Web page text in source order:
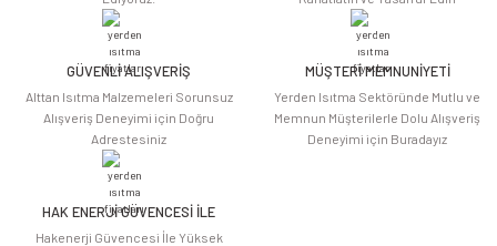
GÜVENLİ ALIŞVERİŞ
Alttan Isıtma Malzemeleri Sorunsuz
Alışveriş Deneyimi için Doğru
Adrestesiniz
MÜŞTERİ MEMNUNİYETİ
Yerden Isıtma Sektöründe Mutlu ve
Memnun Müşterilerle Dolu Alışveriş
Deneyimi için Buradayız
HAK ENERJİ GÜVENCESİ İLE
Hakenerji Güvencesi İle Yüksek